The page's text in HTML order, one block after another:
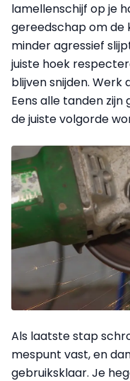
lamellenschijf op je
gereedschap om de
minder agressief
juiste hoek
blijven snijden. Werk
Eens alle tanden zijn
de juiste volgorde
Als laatste stap
mespunt vast, en
gebruiksklaar. Je